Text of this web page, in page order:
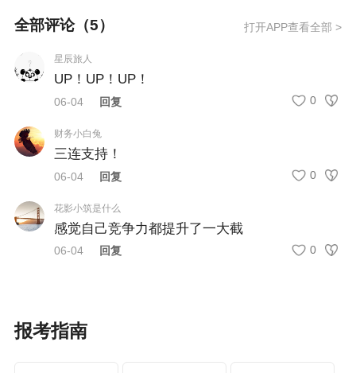
响应速度快、专业答疑准、服务细节面面俱
全部评论（5） 打开APP查看全部 >
星辰旅人
UP！UP！UP！
06-04 回复 0
财务小白兔
三连支持！
06-04 回复 0
花影小筑是什么
感觉自己竞争力都提升了一大截
06-04 回复 0
报考指南